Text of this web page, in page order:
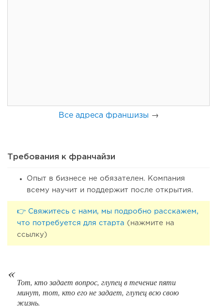
83
Coffee Way приступил к масштабированию собственной
модели производства...
Все адреса франшизы →
Требования к франчайзи
Опыт в бизнесе не обязателен. Компания
всему научит и поддержит после открытия.
👉 Свяжитесь с нами, мы подробно расскажем,
что потребуется для старта (нажмите на
ссылку)
Тот, кто задает вопрос, глупец в течение пяти
минут, тот, кто его не задает, глупец всю свою
жизнь.